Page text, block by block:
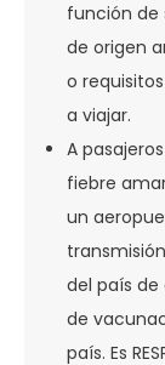
función de
de origen
o
a viajar.
A
fiebre
un
del país de
de
país. Es